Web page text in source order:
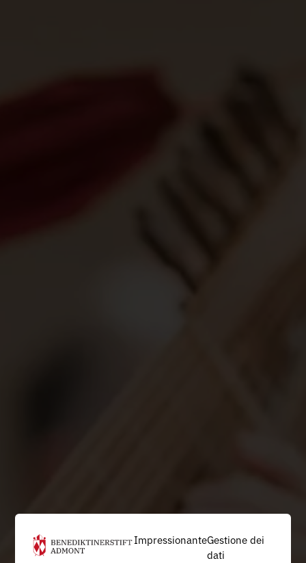
ImpressionanteGestione dei
dati